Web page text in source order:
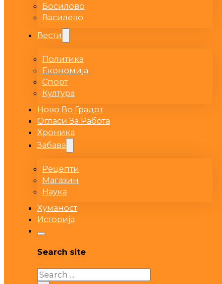
Босилово
Василево
Вести
Политика
Економија
Спорт
Култура
Ново Во Градот
Огласи За Работа
Хроника
Забава
Рецепти
Магазин
Наука
Хуманост
Историја
Search site
Search